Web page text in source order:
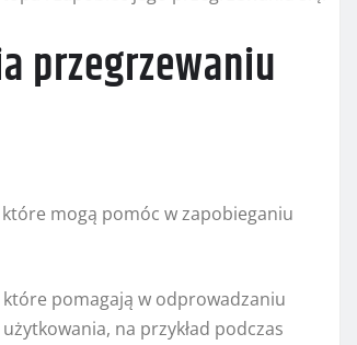
przegrzewaniu
mogą pomóc w zapobieganiu
które pomagają w odprowadzaniu
na przykład podczas